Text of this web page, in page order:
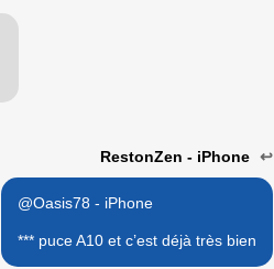
RestonZen - iPhone ↩
@Oasis78 - iPhone
*** puce A10 et c’est déjà très bien